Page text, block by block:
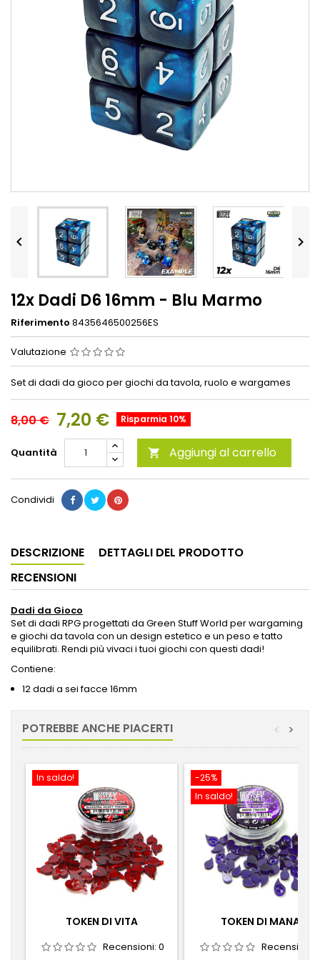
 
12x Dadi D6 16mm - Blu Marmo
Riferimento 8435646500256ES
Valutazione
Set di dadi da gioco per giochi da tavola, ruolo e wargames
8,00 € 7,20 € Risparmia 10%
Quantità  Aggiungi al carrello
Condividi
DESCRIZIONE
DETTAGLI DEL PRODOTTO
RECENSIONI
Dadi da Gioco
Set di dadi RPG progettati da Green Stuff World per wargaming
e giochi da tavola con un design estetico e un peso e tatto
equilibrati. Rendi più vivaci i tuoi giochi con questi dadi!
Contiene:
12 dadi a sei facce 16mm
POTREBBE ANCHE PIACERTI >
<
In saldo!
TOKEN DI VITA
Recensioni: 0
-25%
In saldo!
TOKEN DI MANA
Recensioni: